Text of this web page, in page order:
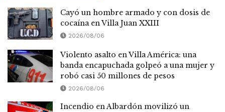
Cayó un hombre armado y con dosis de
cocaína en Villa Juan XXIII
2026/08/06
Violento asalto en Villa América: una
banda encapuchada golpeó a una mujer y
robó casi 50 millones de pesos
2026/08/06
Incendio en Albardón movilizó un